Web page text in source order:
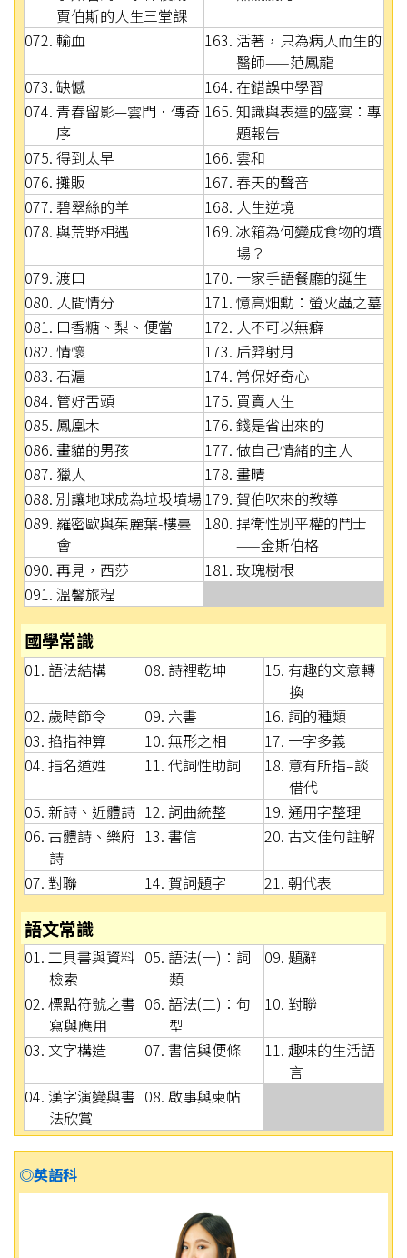
賈伯斯的人生三堂課
072. 輸血
163. 活著，只為病人而生的
醫師——范鳳龍
073. 缺憾
164. 在錯誤中學習
074. 青春留影—雲門．傳奇
序
165. 知識與表達的盛宴：專
題報告
075. 得到太早
166. 雲和
076. 攤販
167. 春天的聲音
077. 碧翠絲的羊
168. 人生逆境
078. 與荒野相遇
169. 冰箱為何變成食物的墳
場？
079. 渡口
170. 一家手語餐廳的誕生
080. 人間情分
171. 憶高畑勳：螢火蟲之墓
081. 口香糖、梨、便當
172. 人不可以無癖
082. 情懷
173. 后羿射月
083. 石滬
174. 常保好奇心
084. 管好舌頭
175. 買賣人生
085. 鳳凰木
176. 錢是省出來的
086. 畫貓的男孩
177. 做自己情緒的主人
087. 獵人
178. 畫晴
088. 別讓地球成為垃圾墳場 179. 賀伯吹來的教導
089. 羅密歐與茱麗葉-樓臺
會
180. 捍衛性別平權的鬥士
——金斯伯格
090. 再見，西莎
181. 玫瑰樹根
091. 溫馨旅程
國學常識
01. 語法結構 08. 詩裡乾坤
15. 有趣的文意轉
換
02. 歲時節令
09. 六書
16. 詞的種類
03. 掐指神算
10. 無形之相
17. 一字多義
04. 指名道姓
11. 代詞性助詞
18. 意有所指–談
借代
05. 新詩、近體詩 12. 詞曲統整
19. 通用字整理
06. 古體詩、樂府
詩
13. 書信 20. 古文佳句註解
07. 對聯 14. 賀詞題字 21. 朝代表
語文常識
01. 工具書與資料
檢索
05. 語法(一)：詞
類
09. 題辭
02. 標點符號之書
寫與應用
06. 語法(二)：句
型
10. 對聯
03. 文字構造 07. 書信與便條
11. 趣味的生活語
言
04. 漢字演變與書
法欣賞
08. 啟事與柬帖
◎英語科